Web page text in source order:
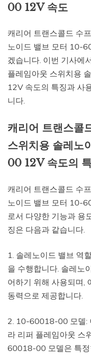
00 12V 속도
캐리어 트랜스콜드 수
노이드 밸브 모터 10-
겠습니다. 이번 기사에
플레임아웃 스위치용
12V 속도의 특징과 사
니다.
캐리어 트랜스콜
스위치용 솔레노
00 12V 속도의
캐리어 트랜스콜드 수
노이드 밸브 모터 10-
로서 다양한 기능과 용
징은 다음과 같습니다.
1. 솔레노이드 밸브 역
을 수행합니다. 솔레노
어하기 위해 사용되며,
동력으로 제공합니다.
2. 10-60018-00 모델:
라 리퍼 플레임아웃 스
60018-00 모델은 특정